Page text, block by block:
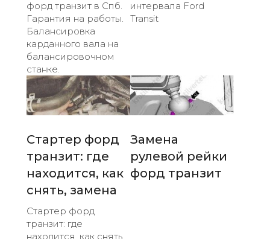
форд транзит в Спб.
Гарантия на работы.
Балансировка
карданного вала на
балансировочном
станке.
интервала Ford
Transit
Стартер форд
транзит: где
находится, как
снять, замена
Стартер форд
транзит: где
находится, как снять,
Замена
рулевой рейки
форд транзит